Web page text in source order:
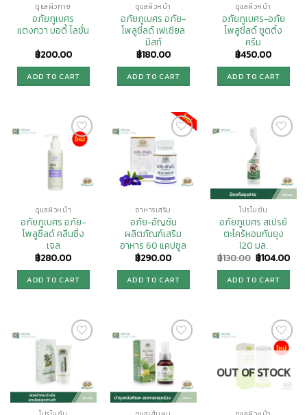
ดูแลผิวกาย
อภัยภูเบศร
แตงกวา บอดี้ โลชั่น
฿200.00
ADD TO CART
ดูแลผิวหน้า
อภัยภูเบศร อภัย-
โพลูชีลด์ เฟเชียล
มิสท์
฿180.00
ADD TO CART
ดูแลผิวหน้า
อภัยภูเบศร-อภัย
โพลูชีลด์ ซูตติ้ง
ครีม
฿450.00
ADD TO CART
Add to
Wishlist
ดูแลผิวหน้า
อภัยภูเบศร อภัย-
โพลูชีลด์ คลีนซิ่ง
เจล
฿280.00
ADD TO CART
Add to
Wishlist
อาหารเสริม
อภัย-อัญชัน
ผลิตภัณฑ์เสริม
อาหาร 60 แคปซูล
฿290.00
ADD TO CART
ราคาพิเศษ
โปรโมชั่น
อภัยภูเบศร สเปรย์
ตะไคร้หอมกันยุง
120 มล.
฿130.00 ฿104.00
ADD TO CART
Add to
Wishlist
Add to
Wishlist
Add to
OUT OF STOCK